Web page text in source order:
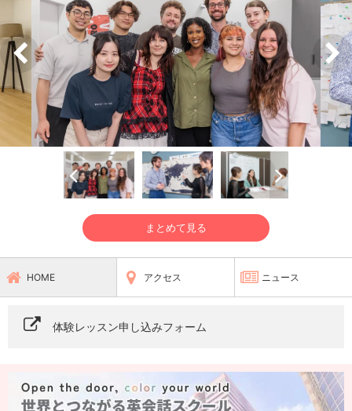
まとめて見る
HOME アクセス ニュース
体験レッスン申し込みフォーム